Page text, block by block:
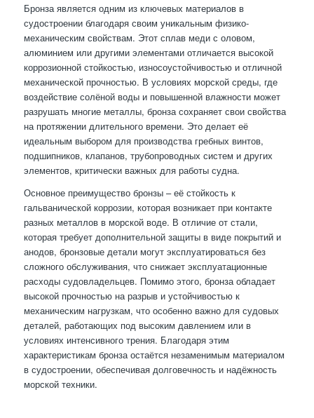
Бронза является одним из ключевых материалов в
судостроении благодаря своим уникальным физико-
механическим свойствам. Этот сплав меди с оловом,
алюминием или другими элементами отличается высокой
коррозионной стойкостью, износоустойчивостью и отличной
механической прочностью. В условиях морской среды, где
воздействие солёной воды и повышенной влажности может
разрушать многие металлы, бронза сохраняет свои свойства
на протяжении длительного времени. Это делает её
идеальным выбором для производства гребных винтов,
подшипников, клапанов, трубопроводных систем и других
элементов, критически важных для работы судна.
Основное преимущество бронзы – её стойкость к
гальванической коррозии, которая возникает при контакте
разных металлов в морской воде. В отличие от стали,
которая требует дополнительной защиты в виде покрытий и
анодов, бронзовые детали могут эксплуатироваться без
сложного обслуживания, что снижает эксплуатационные
расходы судовладельцев. Помимо этого, бронза обладает
высокой прочностью на разрыв и устойчивостью к
механическим нагрузкам, что особенно важно для судовых
деталей, работающих под высоким давлением или в
условиях интенсивного трения. Благодаря этим
характеристикам бронза остаётся незаменимым материалом
в судостроении, обеспечивая долговечность и надёжность
морской техники.